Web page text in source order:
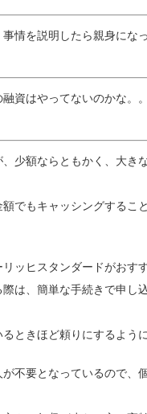
情を説明したら親身にな
資はやってないのかな。
少額ならともかく、大き
でもキャッシングするこ
ッヒスタンダードがおすす
は、簡単な手続きで申し
ときほど頼りにするよう
不要となっているので、